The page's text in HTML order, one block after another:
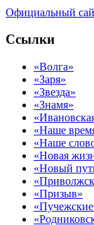
Официальный
Ссылки
«Волга»
«Заря»
«Звезда»
«Знамя»
«Наше
«Наше
«Новая
«Новый
«Призыв»
«Пучежские